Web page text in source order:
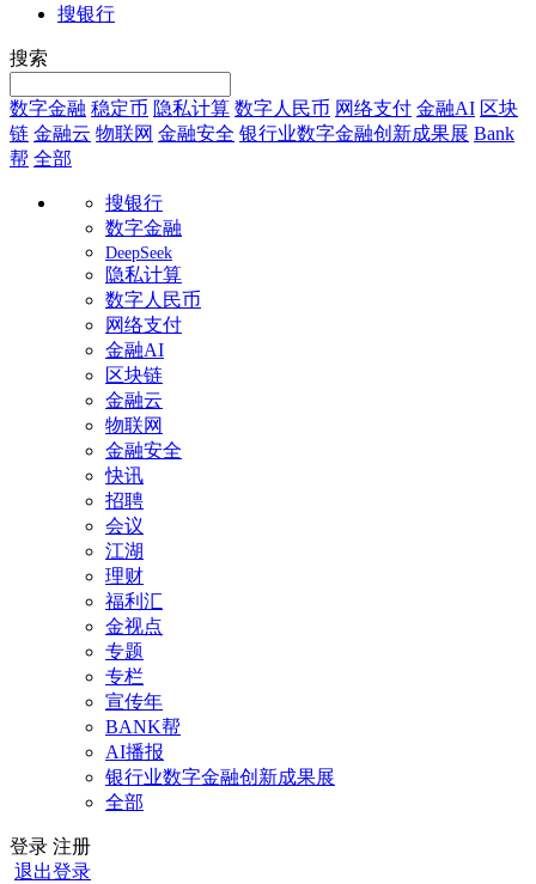
搜银行
搜索
数字金融 稳定币 隐私计算 数字人民币 网络支付 金融AI 区块
链 金融云 物联网 金融安全 银行业数字金融创新成果展 Bank
帮 全部
搜银行
数字金融
DeepSeek
隐私计算
数字人民币
网络支付
金融AI
区块链
金融云
物联网
金融安全
快讯
招聘
会议
江湖
理财
福利汇
金视点
专题
专栏
宣传年
BANK帮
AI播报
银行业数字金融创新成果展
全部
登录 注册
退出登录